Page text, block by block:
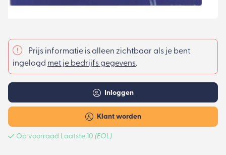
Op voorraad Laatste 10 (EOL)
Prijs informatie is alleen zichtbaar als je bent
ingelogd met je bedrijfs gegevens.
Inloggen
Klant worden